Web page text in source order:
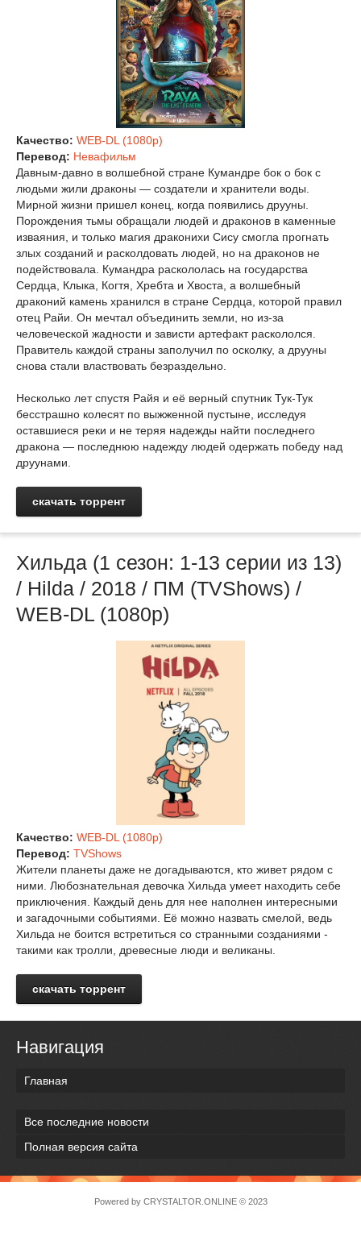
Качество: WEB-DL (1080p)
Перевод: Невафильм
Давным-давно в волшебной стране Кумандре бок о бок с
людьми жили драконы — создатели и хранители воды.
Мирной жизни пришел конец, когда появились друуны.
Порождения тьмы обращали людей и драконов в каменные
изваяния, и только магия драконихи Сису смогла прогнать
злых созданий и расколдовать людей, но на драконов не
подействовала. Кумандра раскололась на государства
Сердца, Клыка, Когтя, Хребта и Хвоста, а волшебный
драконий камень хранился в стране Сердца, которой правил
отец Райи. Он мечтал объединить земли, но из-за
человеческой жадности и зависти артефакт раскололся.
Правитель каждой страны заполучил по осколку, а друуны
снова стали властвовать безраздельно.
Несколько лет спустя Райя и её верный спутник Тук-Тук
бесстрашно колесят по выжженной пустыне, исследуя
оставшиеся реки и не теряя надежды найти последнего
дракона — последнюю надежду людей одержать победу над
друунами.
скачать торрент
Хильда (1 сезон: 1-13 серии из 13)
/ Hilda / 2018 / ПМ (TVShows) /
WEB-DL (1080p)
Качество: WEB-DL (1080p)
Перевод: TVShows
Жители планеты даже не догадываются, кто живет рядом с
ними. Любознательная девочка Хильда умеет находить себе
приключения. Каждый день для нее наполнен интересными
и загадочными событиями. Её можно назвать смелой, ведь
Хильда не боится встретиться со странными созданиями -
такими как тролли, древесные люди и великаны.
скачать торрент
Навигация
Главная
Все последние новости
Полная версия сайта
Powered by CRYSTALTOR.ONLINE© 2023